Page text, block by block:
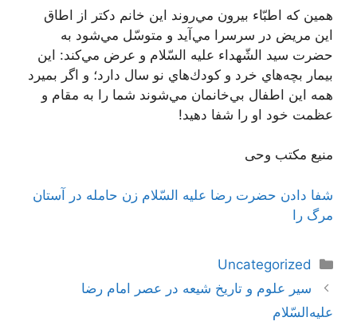
همين كه اطبّاء بيرون مي‌روند اين خانم دكتر از اطاق
اين مريض در سرسرا مي‌آيد و متوسّل مي‌شود به
حضرت سيد الشّهداء عليه السّلام و عرض مي‌كند: اين
بيمار بچه‌هاي خرد و كودك‌هاي نو سال دارد؛ و اگر بميرد
همه اين اطفال بي‌خانمان مي‌شوند شما را به مقام و
عظمت خود او را شفا دهيد!
منیع مکتب وحی
شفا دادن حضرت رضا عليه السّلام زن حامله در آستان
مرگ را
دسته‌ها
Uncategorized
ناوبری
نوشته‌ها
سير علوم‌ و تاريخ‌ شيعه‌ در عصر امام‌ رضا
عليه‌السّلام